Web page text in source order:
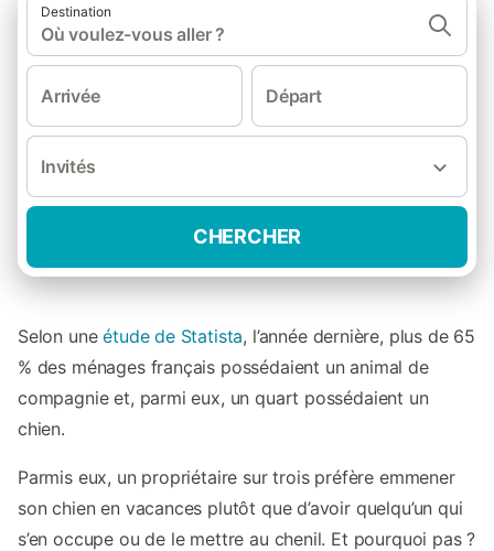
Destination
Où voulez-vous aller ?
Arrivée Départ
Invités
CHERCHER
Selon uneétude de Statista, l’année dernière, plus de 65
% des ménages français possédaient un animal de
compagnie et, parmi eux, un quart possédaient un
chien.
Parmis eux, un propriétaire sur trois préfère emmener
son chien en vacances plutôt que d’avoir quelqu’un qui
s’en occupe ou de le mettre au chenil. Et pourquoi pas ?